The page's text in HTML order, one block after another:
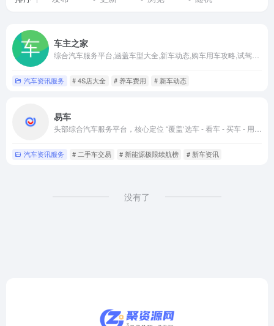
标
签
为
新
车主之家
汽车资讯服务 # 4S店大全 # 养车费用 # 新车动态
易车
汽车资讯服务 # 二手车交易 # 新能源极限续航榜 # 新车资讯
没有了